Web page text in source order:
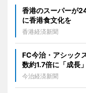
香港のスーパーが
に香港食文化を
香港経済新聞
FC今治・アシック
数約1.7倍に「成長」
今治経済新聞